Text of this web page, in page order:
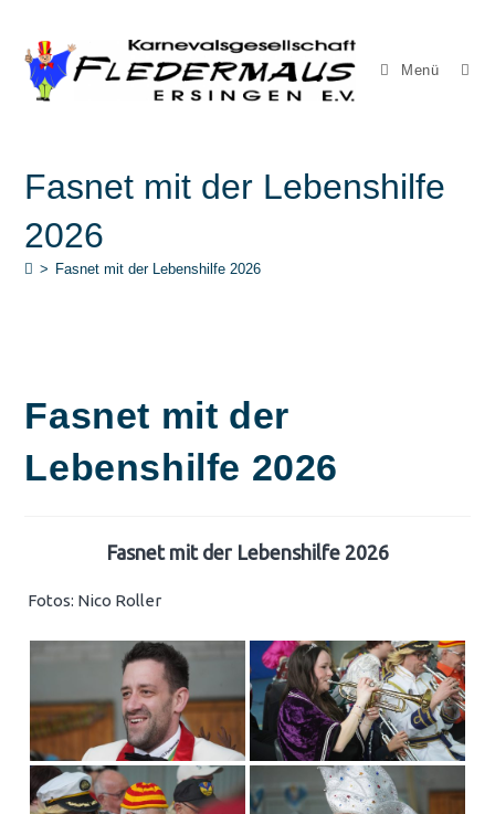
springen
Menü
Fasnet mit der Lebenshilfe
2026
> Fasnet mit der Lebenshilfe 2026
Fasnet mit der
Lebenshilfe 2026
Fasnet mit der Lebenshilfe 2026
Fotos: Nico Roller